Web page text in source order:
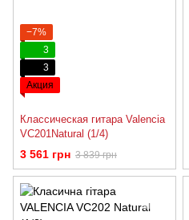
−7%
3
3
Акция
Классическая гитара Valencia
VC201Natural (1/4)
3 561 грн 3 839 грн